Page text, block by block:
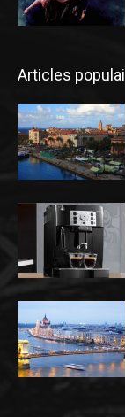
Articles